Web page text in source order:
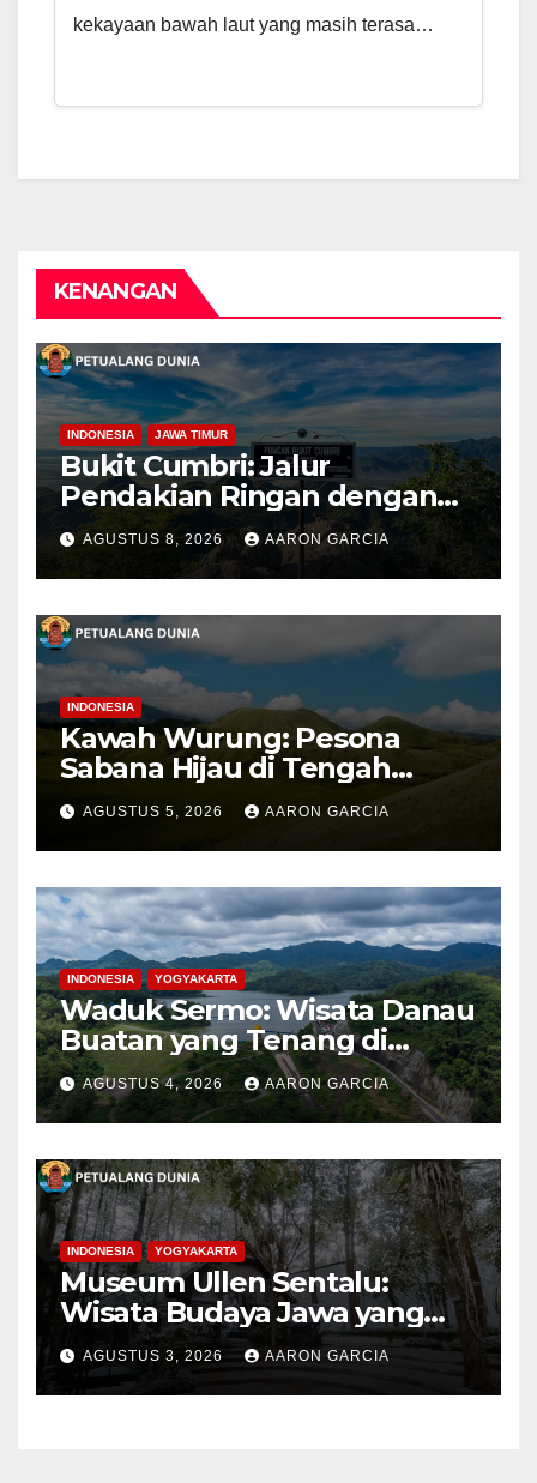
kekayaan bawah laut yang masih terasa…
KENANGAN
INDONESIA JAWA TIMUR
Bukit Cumbri: Jalur
Pendakian Ringan dengan
Panorama Perbukitan
AGUSTUS 8, 2026 AARON GARCIA
INDONESIA
Kawah Wurung: Pesona
Sabana Hijau di Tengah
Pegunungan Bondowoso
AGUSTUS 5, 2026 AARON GARCIA
INDONESIA YOGYAKARTA
Waduk Sermo: Wisata Danau
Buatan yang Tenang di
Perbukitan Menoreh Kulon
Progo
AGUSTUS 4, 2026 AARON GARCIA
INDONESIA YOGYAKARTA
Museum Ullen Sentalu:
Wisata Budaya Jawa yang
Elegan di Lereng Kaliurang
AGUSTUS 3, 2026 AARON GARCIA